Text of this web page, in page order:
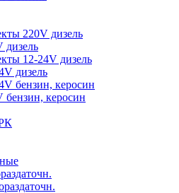
220V дизель
дизель
12-24V дизель
дизель
бензин, керосин
бензин, керосин